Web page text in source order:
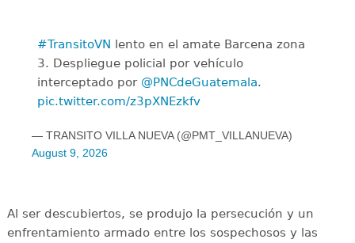
#TransitoVN lento en el amate Barcena zona
3. Despliegue policial por vehículo
interceptado por @PNCdeGuatemala.
pic.twitter.com/z3pXNEzkfv
— TRANSITO VILLA NUEVA (@PMT_VILLANUEVA)
August 9, 2026
Al ser descubiertos, se produjo la persecución y un
enfrentamiento armado entre los sospechosos y las